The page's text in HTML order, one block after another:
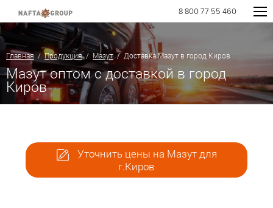
8 800 77 55 460
Главная /Продукция/ Мазут/ Доставка Мазут в город Киров
Мазут оптом с доставкой в город
Киров
Уточнить цены на Мазут для
г.Киров